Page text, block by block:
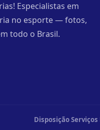
Especialistas em
no esporte — fotos,
todo o Brasil.
Disposição Serviços